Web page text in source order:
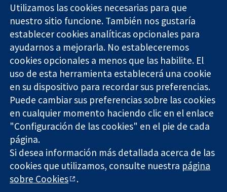
Evidencia fiable.
Decisiones
informadas.
Mejor salud.
11-13 Cavendish
Square
Londres
W1G 0AN
Reino Unido
Contacto
Noticias
Prensa
Sobre
nosotros
Empleo
Cochrane
Library
The Cochrane Collaboration is a charity (no. 1045921) and a
company limited by guarantee (no. 03044323) registered in
England & Wales. VAT registration number GB 718 2127 49.
Copyright © 2026 The Cochrane Collaboration
Utilizamos las cookies necesarias para que
nuestro sitio funcione. También nos gustaría
establecer cookies analíticas opcionales para
ayudarnos a mejorarla. No estableceremos
cookies opcionales a menos que las habilite. El
uso de esta herramienta establecerá una cookie
en su dispositivo para recordar sus preferencias.
Puede cambiar sus preferencias sobre las cookies
en cualquier momento haciendo clic en el enlace
"Configuración de las cookies" en el pie de cada
página.
Si desea información más detallada acerca de las
cookies que utilizamos, consulte nuestra página
sobre Cookies
.